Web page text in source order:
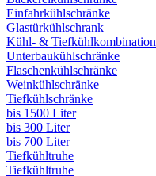
Einfahrkühlschränke
Glastürkühlschrank
Kühl- & Tiefkühlkombination
Unterbaukühlschränke
Flaschenkühlschränke
Weinkühlschränke
Tiefkühlschränke
bis 1500 Liter
bis 300 Liter
bis 700 Liter
Tiefkühltruhe
Tiefkühltruhe